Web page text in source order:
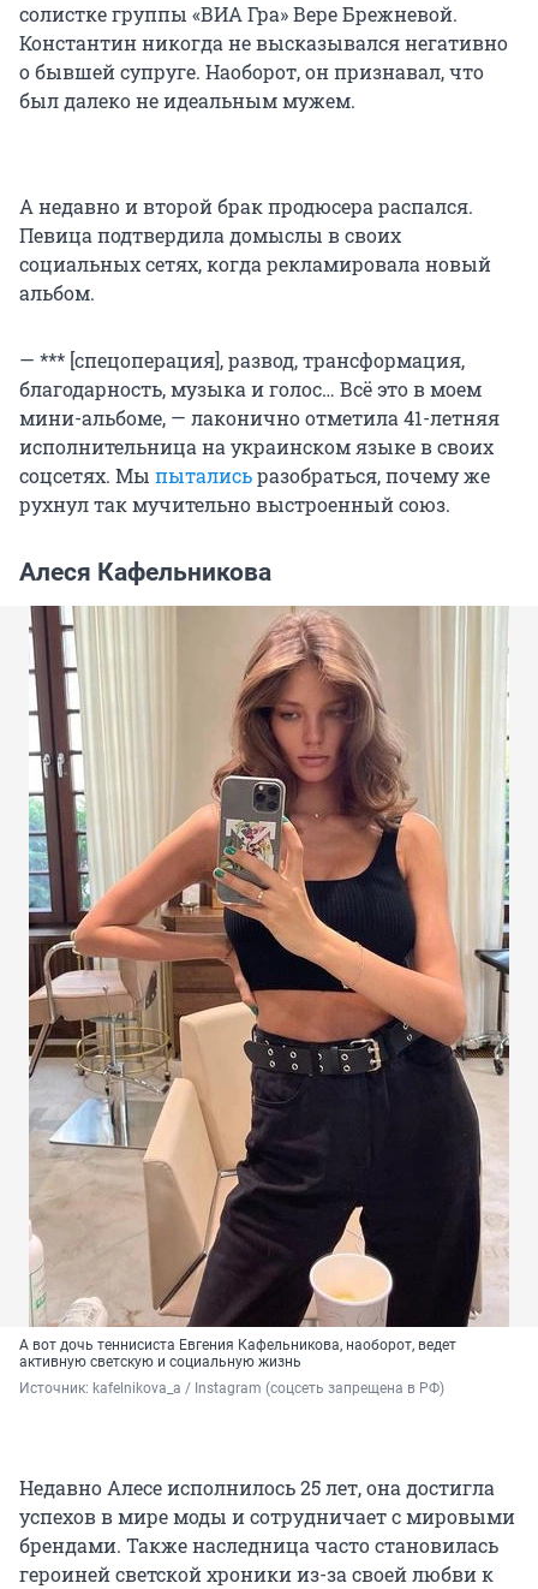
солистке группы «ВИА Гра» Вере Брежневой.
Константин никогда не высказывался негативно
о бывшей супруге. Наоборот, он признавал, что
был далеко не идеальным мужем.
А недавно и второй брак продюсера распался.
Певица подтвердила домыслы в своих
социальных сетях, когда рекламировала новый
альбом.
— *** [спецоперация], развод, трансформация,
благодарность, музыка и голос… Всё это в моем
мини-альбоме, — лаконично отметила 41-летняя
исполнительница на украинском языке в своих
соцсетях. Мы пыталисьразобраться, почему же
рухнул так мучительно выстроенный союз.
Алеся Кафельникова
А вот дочь теннисиста Евгения Кафельникова, наоборот, ведет
активную светскую и социальную жизнь
Источник: kafelnikova_a / Instagram (соцсеть запрещена в РФ)
Недавно Алесе исполнилось 25 лет, она достигла
успехов в мире моды и сотрудничает с мировыми
брендами. Также наследница часто становилась
героиней светской хроники из-за своей любви к